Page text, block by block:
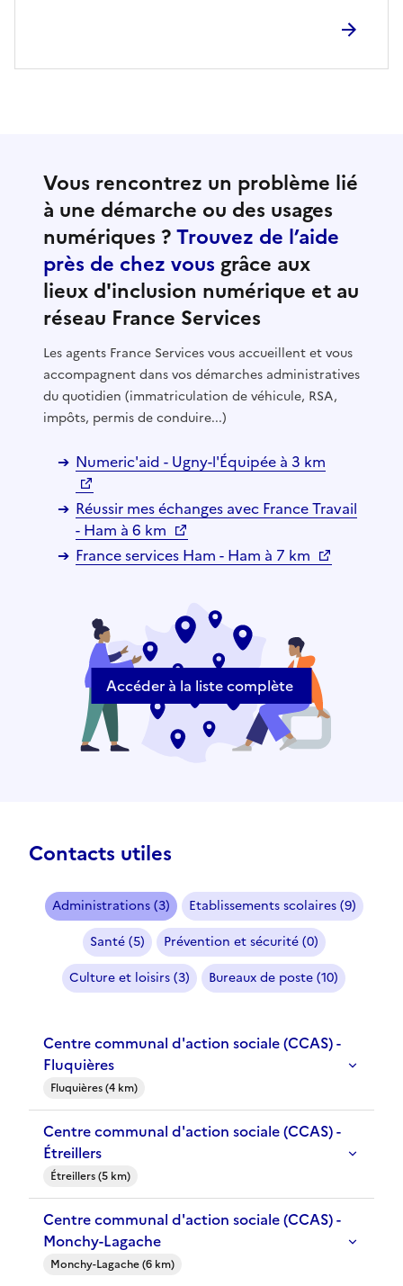
Vous rencontrez un problème lié
à une démarche ou des usages
numériques ?Trouvez de l’aide
près de chez vous grâce aux
lieux d'inclusion numérique et au
réseau France Services
Les agents France Services vous accueillent et vous
accompagnent dans vos démarches administratives
du quotidien (immatriculation de véhicule, RSA,
impôts, permis de conduire...)
Numeric'aid - Ugny-l'Équipée à 3 km
Réussir mes échanges avec France Travail
- Ham à 6 km
France services Ham - Ham à 7 km
Accéder à la liste complète
Contacts utiles
Administrations (3)
Etablissements scolaires (9)
Santé (5)
Prévention et sécurité (0)
Culture et loisirs (3)
Bureaux de poste (10)
Centre communal d'action sociale (CCAS) -
Fluquières
Fluquières (4 km)
Centre communal d'action sociale (CCAS) -
Étreillers
Étreillers (5 km)
Centre communal d'action sociale (CCAS) -
Monchy-Lagache
Monchy-Lagache (6 km)